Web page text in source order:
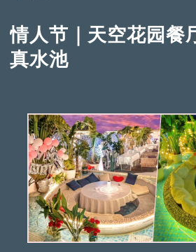
情人节｜天空花园餐
真水池